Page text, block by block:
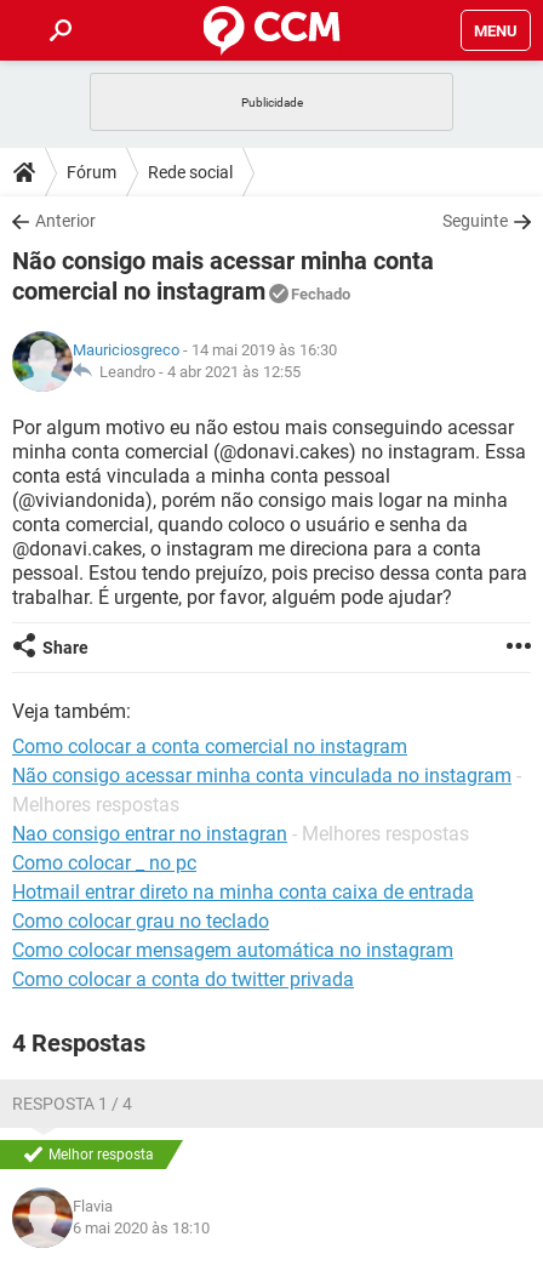
MENU
CELULAR
OUTLOOK
INSTAGRAM GMAIL
GUIA DE COMPRAS
DICAS
JOGOS
OUTLOOK
GUIA DE COMPRAS
DOWNLOADS
JOGOS WHATSAPP
CELULAR FACEBOOK
OUTLOOK EXCEL
INSTAGRAM
GUIA DE COMPRAS
CELULAR FACEBOOK
INSTAGRAM GMAIL
GUIA DE COMPRAS
GLOSSÁRIO
JOGOS
CELULAR FACEBOOK
OUTLOOK EXCEL
INSTAGRAM GMAIL
GUIA DE COMPRAS
Fórum Rede social
Anterior Seguinte
Não consigo mais acessar minha conta
comercial no instagram
Fechado
Mauriciosgreco - 14 mai 2019 às 16:30
Leandro - 4 abr 2021 às 12:55
Por algum motivo eu não estou mais conseguindo acessar
minha conta comercial (@donavi.cakes) no instagram. Essa
conta está vinculada a minha conta pessoal
(@viviandonida), porém não consigo mais logar na minha
conta comercial, quando coloco o usuário e senha da
@donavi.cakes, o instagram me direciona para a conta
pessoal. Estou tendo prejuízo, pois preciso dessa conta para
trabalhar. É urgente, por favor, alguém pode ajudar?
Share
Veja também:
Como colocar a conta comercial no instagram
Não consigo acessar minha conta vinculada no instagram -
Melhores respostas
Nao consigo entrar no instagran - Melhores respostas
Como colocar _ no pc
Hotmail entrar direto na minha conta caixa de entrada
Como colocar grau no teclado
Como colocar mensagem automática no instagram
Como colocar a conta do twitter privada
4 Respostas
RESPOSTA 1 / 4
Melhor resposta
Flavia
6 mai 2020 às 18:10